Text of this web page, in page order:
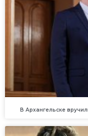
В Архангельске